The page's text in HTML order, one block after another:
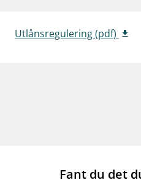
work_outlineJobb hos oss
Utlånsregulering (pdf)
Fant du det